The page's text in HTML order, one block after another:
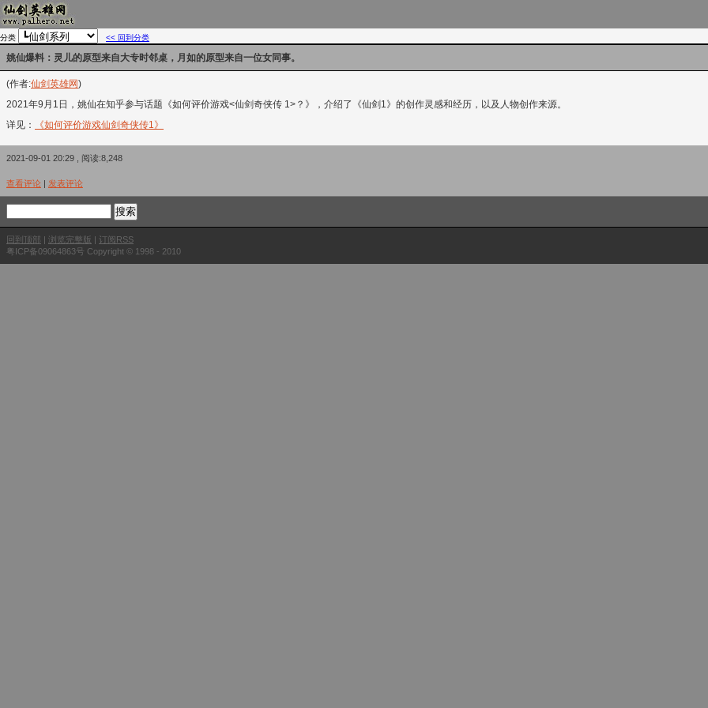
分类 << 回到分类
姚仙爆料：灵儿的原型来自大专时邻桌，月如的原型来自一位女同事。
(作者:仙剑英雄网)
2021年9月1日，姚仙在知乎参与话题《如何评价游戏<仙剑奇侠传 1>？》，介绍了《仙剑1》的创作灵感和经历，以及人物创作来源。
详见：
《如何评价游戏仙剑奇侠传1》
2021-09-01 20:29 , 阅读:8,248
查看评论 | 发表评论
回到顶部 | 浏览完整版 | 订阅RSS
粤ICP备09064863号 Copyright © 1998 - 2010